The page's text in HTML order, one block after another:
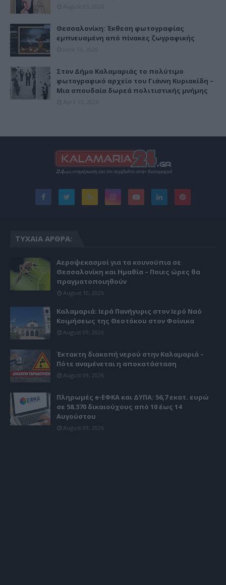
Θεσσαλονίκη: Έκθεση φωτογραφίας
εμπνευσμένη από πίνακες ζωγραφικής
Στον Δήμο Καλαμαριάς το πολύτιμο
φωτογραφικό αρχείο του Γιάννη Κυριακίδη –
Μια σπουδαία δωρεά πολιτιστικής μνήμης
ΤΥΧΑΊΑ ΆΡΘΡΑ:
Αεροψεκασμοί για τα κουνούπια σε
Θεσσαλονίκη και Ημαθία – Ποιες ώρες θα
πραγματοποιηθούν
August 10, 2026
Καλαμαριά: Ιερά Πανήγυρις στον Ιερό Ναό
Κοιμήσεως της Θεοτόκου στον Φοίνικα
August 09, 2026
Έκτακτη διακοπή νερού στην Καλαμαριά –
Πότε αναμένεται η αποκατάσταση
August 09, 2026
Πληρωμές e-ΕΦΚΑ και ΔΥΠΑ: 56,7 εκατ. ευρώ
σε 58.370 δικαιούχους από 10 έως 14
Αυγούστου
August 09, 2026